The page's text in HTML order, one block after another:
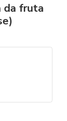
da fruta